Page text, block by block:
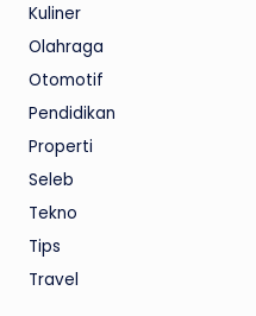
Kuliner
Olahraga
Otomotif
Pendidikan
Properti
Seleb
Tekno
Tips
Travel